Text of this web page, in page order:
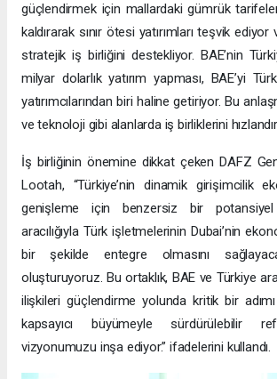
güçlendirmek için mallardaki gümrük
kaldırarak sınır ötesi yatırımları teşvik
stratejik iş birliğini destekliyor. BAE’nin
milyar dolarlık yatırım yapması, BAE’yi
yatırımcılarından biri haline getiriyor. Bu
ve teknoloji gibi alanlarda iş birliklerini
İş birliğinin önemine dikkat çeken DAFZ
Lootah, “Türkiye’nin dinamik girişimcilik
genişleme için benzersiz bir potansiyel
aracılığıyla Türk işletmelerinin Dubai’nin
bir şekilde entegre olmasını
oluşturuyoruz. Bu ortaklık, BAE ve Türkiye
ilişkileri güçlendirme yolunda kritik bir
kapsayıcı büyümeyle sürdürülebilir
vizyonumuzu inşa ediyor.” ifadelerini kullandı.